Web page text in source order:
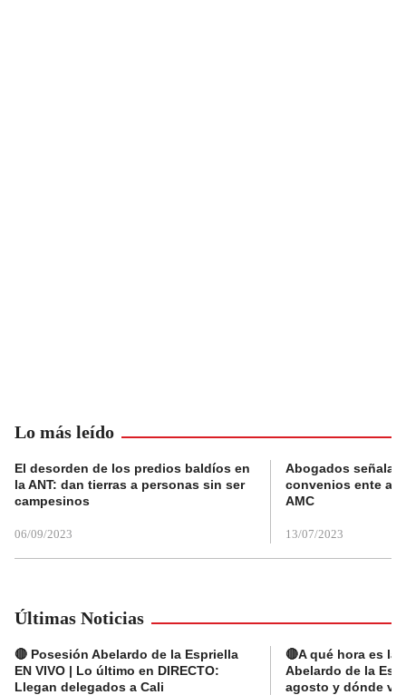
Lo más leído
El desorden de los predios baldíos en
la ANT: dan tierras a personas sin ser
campesinos
06/09/2023
Abogados
convenios ente
AMC
13/07/2023
Últimas Noticias
🔴 Posesión Abelardo de la Espriella
EN VIVO | Lo último en DIRECTO:
Llegan delegados a Cali
🔴A qué hora es la
Abelardo de la
agosto y dónde